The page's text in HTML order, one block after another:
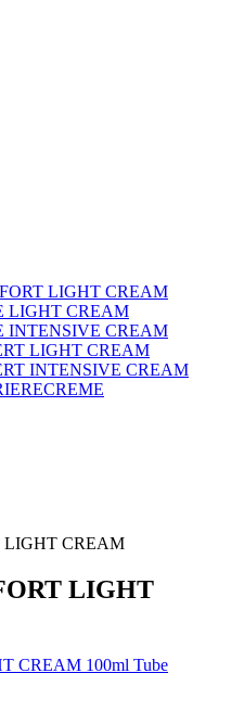
LIGHT CREAM
LIGHT CREAM
INTENSIVE CREAM
LIGHT CREAM
INTENSIVE CREAM
LIGHT CREAM
LIGHT
CREAM 100ml Tube